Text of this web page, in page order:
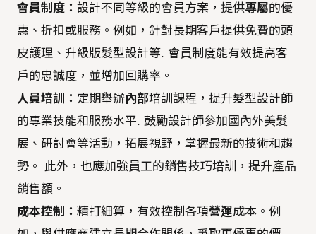
會員制度： 設計不同等級的會員方案，提供專屬的優
惠、折扣或服務。例如，針對長期客戶提供免費的頭
皮護理、升級版髮型設計等. 會員制度能有效提高客
戶的忠誠度，並增加回購率。
人員培訓： 定期舉辦內部培訓課程，提升髮型設計師
的專業技能和服務水平. 鼓勵設計師參加國內外美髮
展、研討會等活動，拓展視野，掌握最新的技術和趨
勢。 此外，也應加強員工的銷售技巧培訓，提升產品
銷售額。
成本控制： 精打細算，有效控制各項營運成本。例